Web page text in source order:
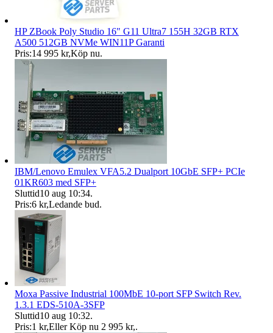
HP ZBook Poly Studio 16" G11 Ultra7 155H 32GB RTX
A500 512GB NVMe WIN11P Garanti
Pris:14 995 kr,Köp nu.
IBM/Lenovo Emulex VFA5.2 Dualport 10GbE SFP+ PCIe
01KR603 med SFP+
Sluttid10 aug 10:34.
Pris:6 kr,Ledande bud.
Moxa Passive Industrial 100MbE 10-port SFP Switch Rev.
1.3.1 EDS-510A-3SFP
Sluttid10 aug 10:32.
Pris:1 kr,Eller Köp nu 2 995 kr,.